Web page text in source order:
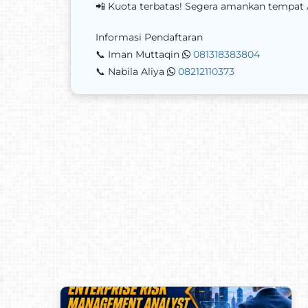
📲 Kuota terbatas! Segera amankan tempat
Informasi Pendaftaran
📞 Iman Muttaqin
081318383804
📞 Nabila Aliya
08212110373